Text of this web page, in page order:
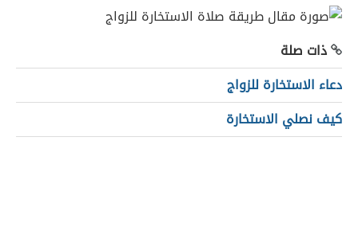
ذات صلة
دعاء الاستخارة للزواج
كيف نصلي الاستخارة